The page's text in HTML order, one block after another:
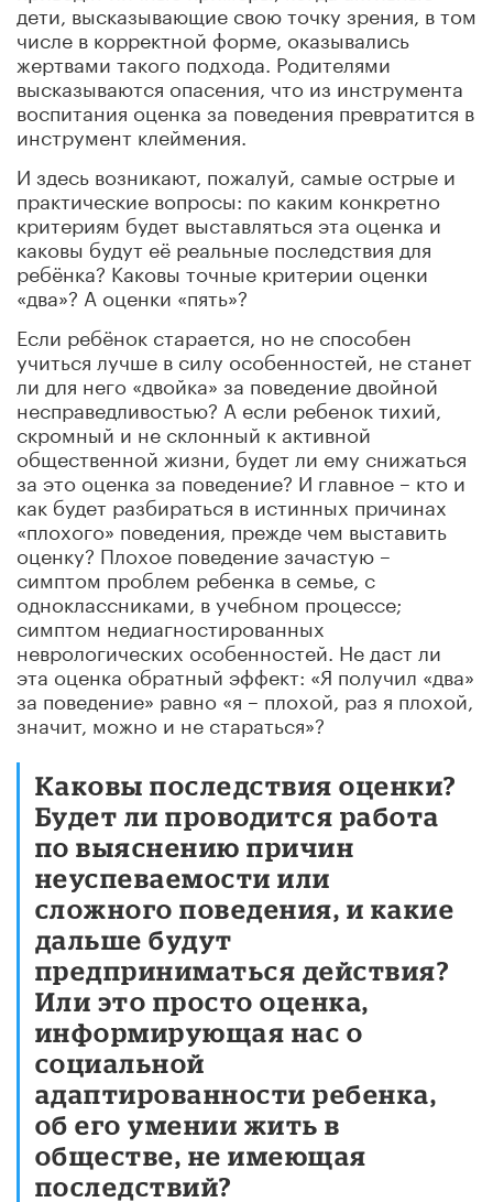
дети, высказывающие свою точку зрения, в том
числе в корректной форме, оказывались
жертвами такого подхода. Родителями
высказываются опасения, что из инструмента
воспитания оценка за поведения превратится в
инструмент клеймения.
И здесь возникают, пожалуй, самые острые и
практические вопросы: по каким конкретно
критериям будет выставляться эта оценка и
каковы будут её реальные последствия для
ребёнка? Каковы точные критерии оценки
«два»? А оценки «пять»?
Если ребёнок старается, но не способен
учиться лучше в силу особенностей, не станет
ли для него «двойка» за поведение двойной
несправедливостью? А если ребенок тихий,
скромный и не склонный к активной
общественной жизни, будет ли ему снижаться
за это оценка за поведение? И главное – кто и
как будет разбираться в истинных причинах
«плохого» поведения, прежде чем выставить
оценку? Плохое поведение зачастую –
симптом проблем ребенка в семье, с
одноклассниками, в учебном процессе;
симптом недиагностированных
неврологических особенностей. Не даст ли
эта оценка обратный эффект: «Я получил «два»
за поведение» равно «я – плохой, раз я плохой,
значит, можно и не стараться»?
Каковы последствия оценки?
Будет ли проводится работа
по выяснению причин
неуспеваемости или
сложного поведения, и какие
дальше будут
предприниматься действия?
Или это просто оценка,
информирующая нас о
социальной
адаптированности ребенка,
об его умении жить в
обществе, не имеющая
последствий?